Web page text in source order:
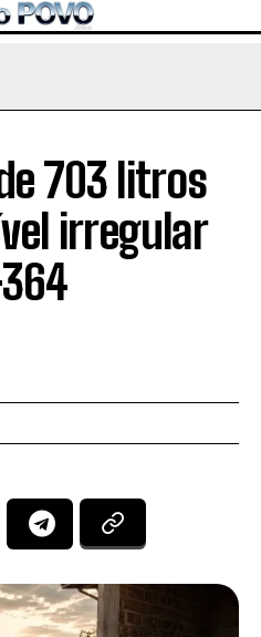
703 litros
irregular